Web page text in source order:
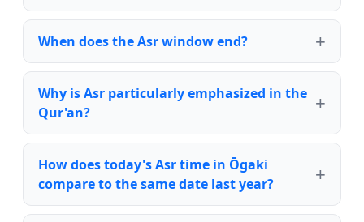
When does the Asr window end?
Why is Asr particularly emphasized in the
Qur'an?
How does today's Asr time in Ōgaki
compare to the same date last year?